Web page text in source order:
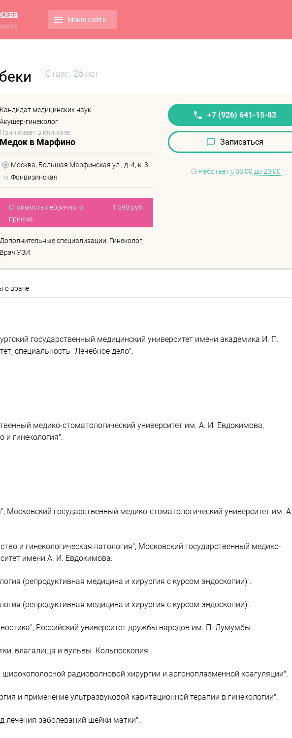
Меню сайта
Стаж: 26 лет
Кандидат медицинских наук
Акушер-гинеколог
Принимает в клинике:
Медок в Марфино
Москва, Большая Марфинская ул., д. 4, к. 3
м. Фонвизинская
Стоимость первичного
приема
1 590 руб.
Дополнительные специализации: Гинеколог,
Врач УЗИ
+7 (926) 641-15-83
Записаться
Работаетс 08:00 до 20:00
о враче
государственный медицинский университет имени академика И. П.
специальность "Лечебное дело".
медико-стоматологический университет им. А. И. Евдокимова,
и гинекология".
Московский государственный медико-стоматологический университет им.
и гинекологическая патология", Московский государственный медико-
имени А. И. Евдокимова.
(репродуктивная медицина и хирургия с курсом эндоскопии)".
(репродуктивная медицина и хирургия с курсом эндоскопии)".
Российский университет дружбы народов им. П. Лумумбы.
влагалища и вульвы. Кольпоскопия".
радиоволновой хирургии и аргоноплазменной коагуляции".
и применение ультразвуковой кавитационной терапии в гинекологии".
лечения заболеваний шейки матки".